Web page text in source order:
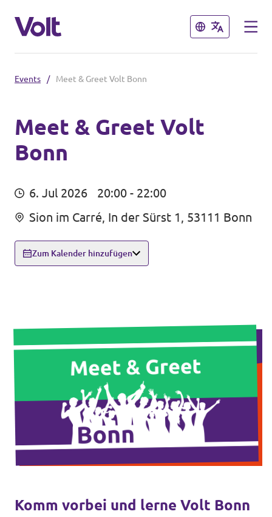
Schließen
Volt in Nordrhein-Westfalen
Website von Volt NRW
Volt vor Ort in NRW
Volt in Deutschland
Volt Deutschland
Volt in deinem Bundesland
Schließen
Programm
Menschen
Neuigkeiten
Kontakt zu Volt Bonn
Mach mit bei Volt Bonn
Deine Spende für Volt
Werde Mitglied von Volt
Events / Meet & Greet Volt Bonn
Meet & Greet Volt
Bonn
6. Jul 2026
20:00 - 22:00
Sion im Carré, In der Sürst 1, 53111 Bonn
Zum Kalender hinzufügen
Komm vorbei und lerne Volt Bonn